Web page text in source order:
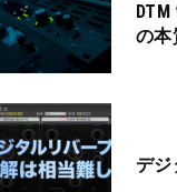
の本
デ